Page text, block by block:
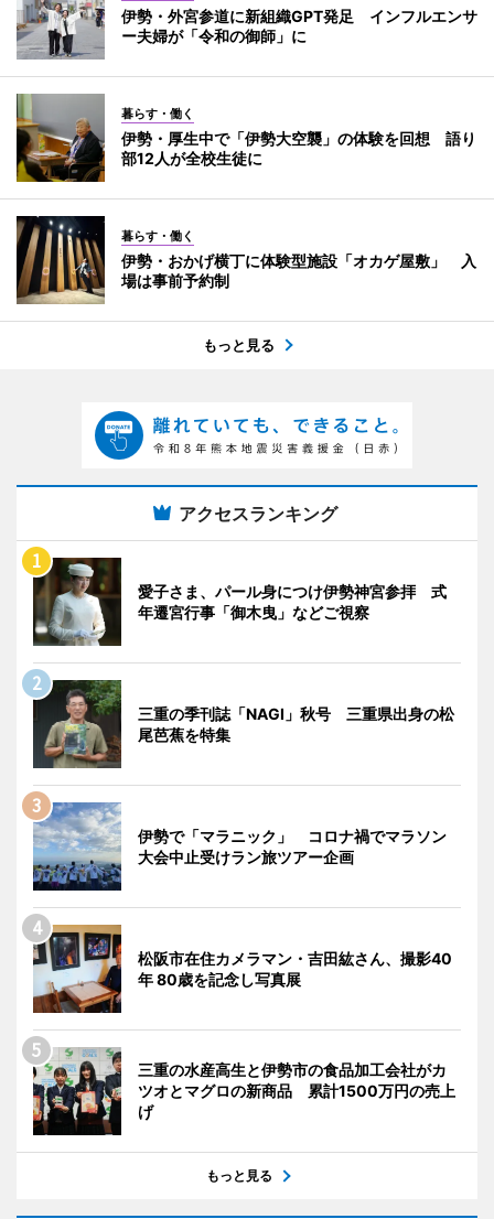
伊勢・外宮参道に新組織GPT発足 インフルエンサ
ー夫婦が「令和の御師」に
暮らす・働く
伊勢・厚生中で「伊勢大空襲」の体験を回想 語り
部12人が全校生徒に
暮らす・働く
伊勢・おかげ横丁に体験型施設「オカゲ屋敷」 入
場は事前予約制
もっと見る
アクセスランキング
愛子さま、パール身につけ伊勢神宮参拝 式
年遷宮行事「御木曳」などご視察
三重の季刊誌「NAGI」秋号 三重県出身の松
尾芭蕉を特集
伊勢で「マラニック」 コロナ禍でマラソン
大会中止受けラン旅ツアー企画
松阪市在住カメラマン・吉田紘さん、撮影40
年 80歳を記念し写真展
三重の水産高生と伊勢市の食品加工会社がカ
ツオとマグロの新商品 累計1500万円の売上
げ
もっと見る